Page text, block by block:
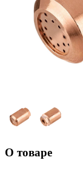
О товаре